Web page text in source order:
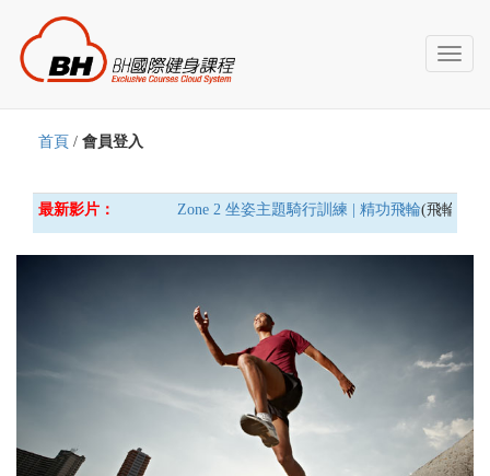
Toggle
首頁 / 會員登入
最新影片： Zone 2 坐姿主題騎行訓練 | 精功飛輪(飛輪車